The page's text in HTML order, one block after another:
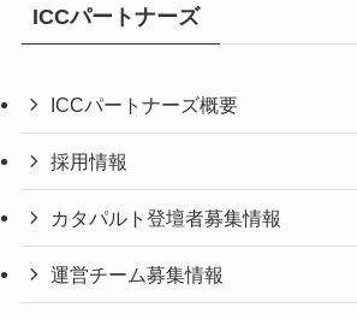
ICCパートナーズ
ICCパートナーズ概要
採用情報
カタパルト登壇者募集情報
運営チーム募集情報